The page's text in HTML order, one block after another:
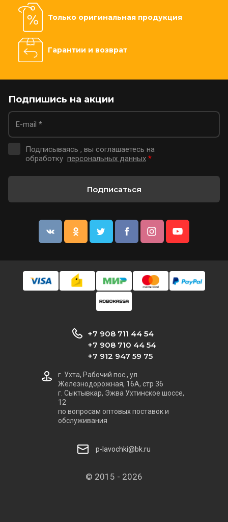
Только оригинальная продукция
Гарантии и возврат
Подпишись на акции
Подписываясь , вы соглашаетесь на
обработку персональных данных *
Подписаться
© 2015 - 2026
+7 908 711 44 54
+7 908 710 44 54
+7 912 947 59 75
г. Ухта, Рабочий пос., ул.
Железнодорожная, 16А, стр 36
г. Сыктывкар, Эжва Ухтинское шоссе,
12
по вопросам оптовых поставок и
обслуживания
p-lavochki@bk.ru